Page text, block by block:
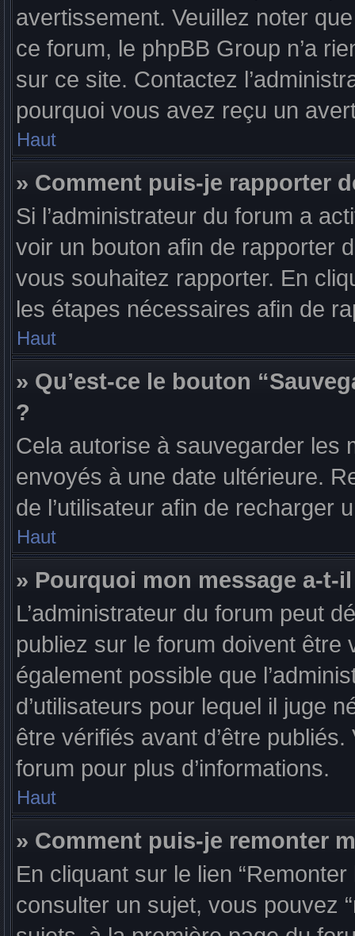
avertissement. Veuillez noter
ce forum, le phpBB Group n’a
sur ce site. Contactez
pourquoi vous avez reçu un
Haut
» Comment puis-je rapporter
Si l’administrateur du forum a
voir un bouton afin de rapporter
vous souhaitez rapporter. En
les étapes nécessaires afin de
Haut
» Qu’est-ce le bouton
?
Cela autorise à sauvegarder les
envoyés à une date ultérieure.
de l’utilisateur afin de recharger
Haut
» Pourquoi mon message a-t-
L’administrateur du forum peut
publiez sur le forum doivent être
également possible que
d’utilisateurs pour lequel il juge
être vérifiés avant d’être
forum pour plus d’informations.
Haut
» Comment puis-je remonter
En cliquant sur le lien
consulter un sujet, vous pouvez